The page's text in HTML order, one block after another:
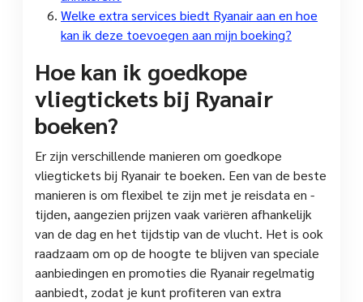
Welke extra services biedt Ryanair aan en hoe
kan ik deze toevoegen aan mijn boeking?
Hoe kan ik goedkope
vliegtickets bij Ryanair
boeken?
Er zijn verschillende manieren om goedkope
vliegtickets bij Ryanair te boeken. Een van de beste
manieren is om flexibel te zijn met je reisdata en -
tijden, aangezien prijzen vaak variëren afhankelijk
van de dag en het tijdstip van de vlucht. Het is ook
raadzaam om op de hoogte te blijven van speciale
aanbiedingen en promoties die Ryanair regelmatig
aanbiedt, zodat je kunt profiteren van extra